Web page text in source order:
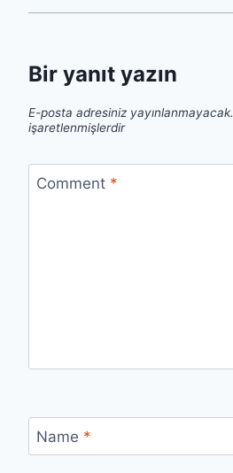
Bir yanıt yazın
E-posta adresiniz yayınlanmayacak.
işaretlenmişlerdir
Comment *
Name *